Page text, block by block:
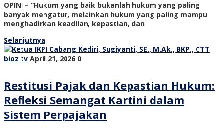
OPINI – “Hukum yang baik bukanlah hukum yang paling
banyak mengatur, melainkan hukum yang paling mampu
menghadirkan keadilan, kepastian, dan
Selanjutnya
bioz tv April 21, 2026 0
Restitusi Pajak dan Kepastian Hukum:
Refleksi Semangat Kartini dalam
Sistem Perpajakan